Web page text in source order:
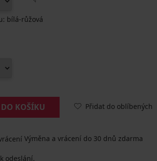
bílá-růžová
KOŠÍKU Přidat do oblíbených
Výměna a vrácení do 30 dnů zdarma
odeslání.